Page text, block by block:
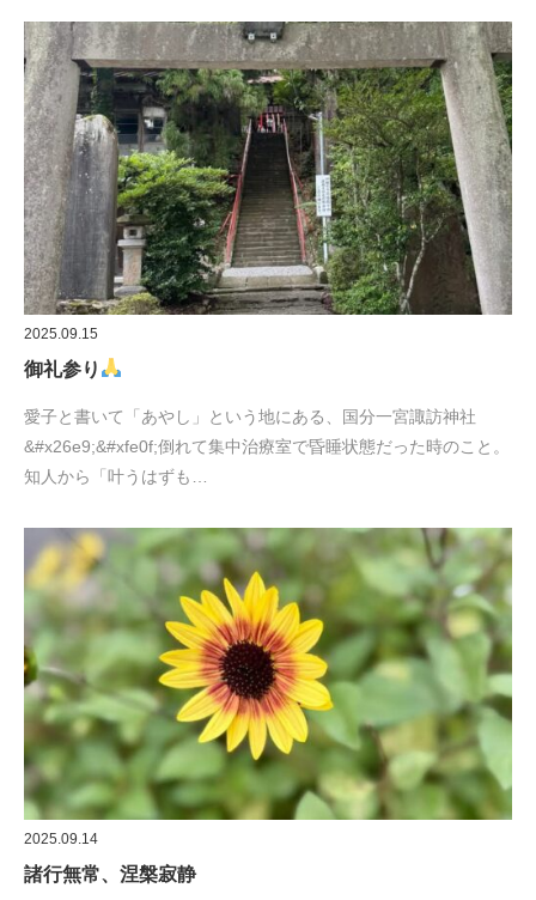
2025.09.15
御礼参り
愛子と書いて「あやし」という地にある、国分一宮諏訪神社
&#x26e9;&#xfe0f;倒れて集中治療室で昏睡状態だった時のこと。
知人から「叶うはずも…
2025.09.14
諸行無常、涅槃寂静